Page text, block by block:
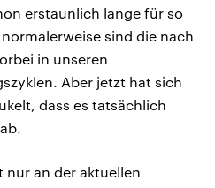
erstaunlich lange für so
sind die nach
in unseren
Aber jetzt hat sich
dass es tatsächlich
nur an der aktuellen